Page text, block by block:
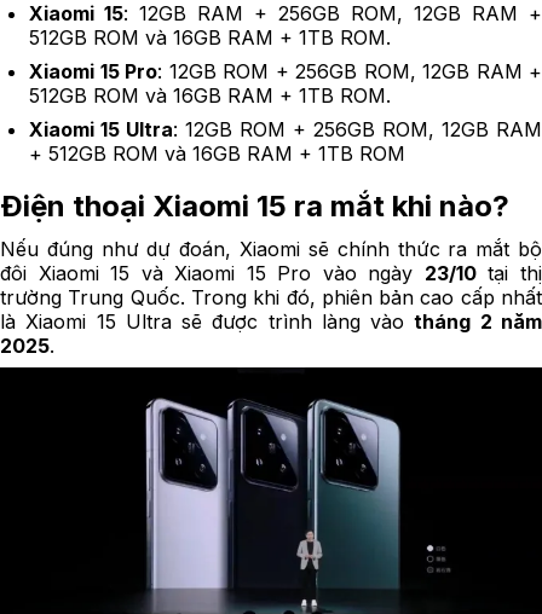
Xiaomi 15: 12GB RAM + 256GB ROM, 12GB RAM +
512GB ROM và 16GB RAM + 1TB ROM.
Xiaomi 15 Pro: 12GB ROM + 256GB ROM, 12GB RAM +
512GB ROM và 16GB RAM + 1TB ROM.
Xiaomi 15 Ultra: 12GB ROM + 256GB ROM, 12GB RAM
+ 512GB ROM và 16GB RAM + 1TB ROM
Điện thoại Xiaomi 15 ra mắt khi nào?
Nếu đúng như dự đoán, Xiaomi sẽ chính thức ra mắt bộ
đôi Xiaomi 15 và Xiaomi 15 Pro vào ngày 23/10tại thị
trường Trung Quốc. Trong khi đó, phiên bản cao cấp nhất
là Xiaomi 15 Ultra sẽ được trình làng vàotháng 2 năm
2025.